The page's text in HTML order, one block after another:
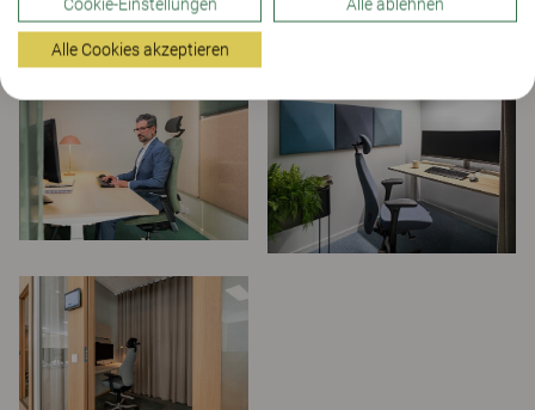
Cookie-Einstellungen Alle ablehnen
Alle Cookies akzeptieren